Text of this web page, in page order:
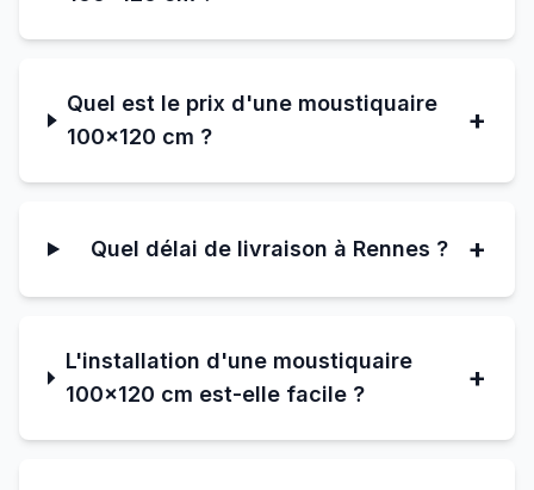
Quel est le prix d'une moustiquaire
100×120 cm ?
+
Quel délai de livraison à Rennes ? +
L'installation d'une moustiquaire
100×120 cm est-elle facile ?
+